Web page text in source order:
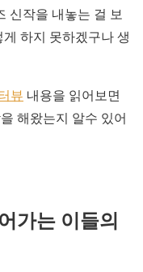
신작을 내놓는 걸 보
하지 못하겠구나 생
뷰 내용을 읽어보면
해왔는지 알수 있어
가는 이들의